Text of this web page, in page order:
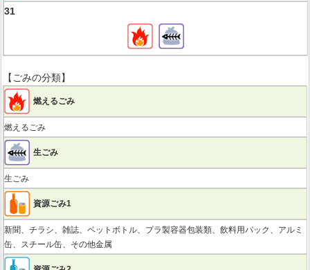
31
【ごみの分類】
燃えるごみ
燃えるごみ
生ごみ
生ごみ
資源ごみ1
新聞、チラシ、雑誌、ペットボトル、プラ製容器包装類、飲料用パック、アルミ
缶、スチール缶、その他金属